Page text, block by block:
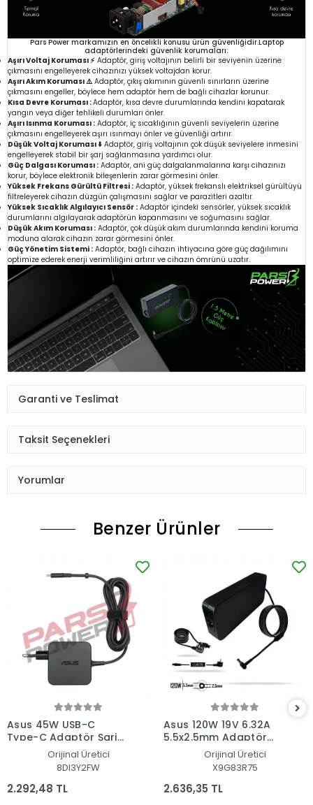
Pars Power markamızın en öncelikli konusu ürün güvenliğidir.Laptop
adaptörlerindeki güvenlik korumaları:
Aşırı Voltaj Koruması ⚡ Adaptör, giriş voltajının belirli bir seviyenin üzerine
çıkmasını engelleyerek cihazınızı yüksek voltajdan korur.
Aşırı Akım Koruması ⚠️Adaptör, çıkış akımının güvenli sınırların üzerine
çıkmasını engeller, böylece hem adaptör hem de bağlı cihazlar korunur.
Kısa Devre Koruması :Adaptör, kısa devre durumlarında kendini kapatarak
yangın veya diğer tehlikeli durumları önler.
Aşırı Isınma Koruması : Adaptör, iç sıcaklığının güvenli seviyelerin üzerine
çıkmasını engelleyerek aşırı ısınmayı önler ve güvenliği artırır.
Düşük Voltaj Koruması ⬇️ Adaptör, giriş voltajının çok düşük seviyelere inmesini
engelleyerek stabil bir şarj sağlanmasına yardımcı olur.
Güç Dalgası Koruması : Adaptör, ani güç dalgalanmalarına karşı cihazınızı
korur, böylece elektronik bileşenlerin zarar görmesini önler.
Yüksek Frekans Gürültü Filtresi : Adaptör, yüksek frekanslı elektriksel gürültüyü
filtreleyerek cihazın düzgün çalışmasını sağlar ve parazitleri azaltır.
Yüksek Sıcaklık Algılayıcı Sensör : Adaptör içindeki sensörler, yüksek sıcaklık
durumlarını algılayarak adaptörün kapanmasını ve soğumasını sağlar.
Düşük Akım Koruması : Adaptör, çok düşük akım durumlarında kendini koruma
moduna alarak cihazın zarar görmesini önler.
Güç Yönetim Sistemi : Adaptör, bağlı cihazın ihtiyacına göre güç dağılımını
optimize ederek enerji verimliliğini artırır ve cihazın ömrünü uzatır.
Garanti ve Teslimat
Taksit Seçenekleri
Yorumlar
Benzer Ürünler
Asus 45W USB-C
Type-C Adaptör Şarj
Aleti-CihazıOrijinal Üretici
8DI3Y2FW
2.292,48 TL
Asus 120W 19V 6.32A
5.5x2.5mm Adaptör
Şarj Aleti-Cihazı
Orijinal Üretici
X9G83R75
2.636,35 TL